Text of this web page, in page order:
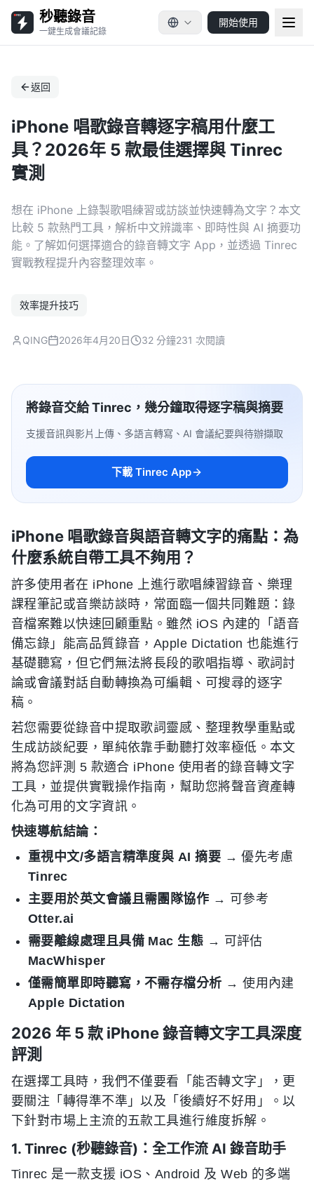
秒聽錄音
一鍵生成會議記錄
開始使用
返回
iPhone 唱歌錄音轉逐字稿用什麼工
具？2026年 5 款最佳選擇與 Tinrec
實測
想在 iPhone 上錄製歌唱練習或訪談並快速轉為文字？本文
比較 5 款熱門工具，解析中文辨識率、即時性與 AI 摘要功
能。了解如何選擇適合的錄音轉文字 App，並透過 Tinrec
實戰教程提升內容整理效率。
效率提升技巧
QING 2026年4月20日 32 分鐘231 次閱讀
將錄音交給 Tinrec，幾分鐘取得逐字稿與摘要
支援音訊與影片上傳、多語言轉寫、AI 會議紀要與待辦擷取
下載 Tinrec App
iPhone 唱歌錄音與語音轉文字的痛點：為
什麼系統自帶工具不夠用？
許多使用者在 iPhone 上進行歌唱練習錄音、樂理
課程筆記或音樂訪談時，常面臨一個共同難題：錄
音檔案難以快速回顧重點。雖然 iOS 內建的「語音
備忘錄」能高品質錄音，Apple Dictation 也能進行
基礎聽寫，但它們無法將長段的歌唱指導、歌詞討
論或會議對話自動轉換為可編輯、可搜尋的逐字
稿。
若您需要從錄音中提取歌詞靈感、整理教學重點或
生成訪談紀要，單純依靠手動聽打效率極低。本文
將為您評測 5 款適合 iPhone 使用者的錄音轉文字
工具，並提供實戰操作指南，幫助您將聲音資產轉
化為可用的文字資訊。
快速導航結論：
重視中文/多語言精準度與 AI 摘要 → 優先考慮
Tinrec
主要用於英文會議且需團隊協作 → 可參考
Otter.ai
需要離線處理且具備 Mac 生態 → 可評估
MacWhisper
僅需簡單即時聽寫，不需存檔分析 → 使用內建
Apple Dictation
2026 年 5 款 iPhone 錄音轉文字工具深度
評測
在選擇工具時，我們不僅要看「能否轉文字」，更
要關注「轉得準不準」以及「後續好不好用」。以
下針對市場上主流的五款工具進行維度拆解。
1. Tinrec (秒聽錄音)：全工作流 AI 錄音助手
Tinrec 是一款支援 iOS、Android 及 Web 的多端